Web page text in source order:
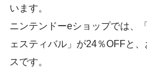
います。
ニンテンドーeショップでは、
ェスティバル」が24％OFFと
スです。